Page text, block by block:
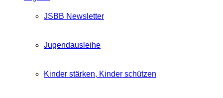
JSBB Newsletter
Jugendausleihe
Kinder stärken, Kinder schützen